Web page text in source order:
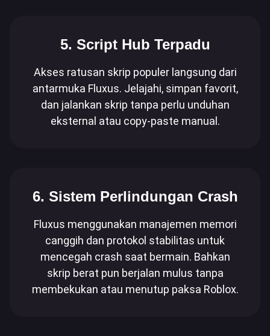
5. Script Hub Terpadu
Akses ratusan skrip populer langsung dari
antarmuka Fluxus. Jelajahi, simpan favorit,
dan jalankan skrip tanpa perlu unduhan
eksternal atau copy-paste manual.
6. Sistem Perlindungan Crash
Fluxus menggunakan manajemen memori
canggih dan protokol stabilitas untuk
mencegah crash saat bermain. Bahkan
skrip berat pun berjalan mulus tanpa
membekukan atau menutup paksa Roblox.